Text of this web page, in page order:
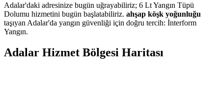
Adalar'daki adresinize bugün uğrayabiliriz; 6 Lt Yangın Tüpü
Dolumu hizmetini bugün başlatabiliriz. ahşap köşk yoğunluğu
taşıyan Adalar'da yangın güvenliği için doğru tercih: İnterform
Yangın.
Adalar Hizmet Bölgesi Haritası